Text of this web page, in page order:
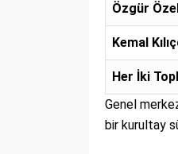
Özgür
Kemal
Her İki
Genel
bir kurultay